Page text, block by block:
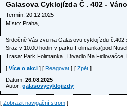
Galasova Cyklojízda Č . 402 -
Termín: 20.12.2025
Místo: Praha,
Srdečně Vás zvu na Galasovu cyklojízdu č.402
Sraz v 10:00 hodin v parku Folimanka(pod
Trasa: Park Folimanka , Divadlo Na
[ Více o akci ] [ Reagovat ] [ Zpět ]
Datum: 26.08.2025
Autor: galasovycyklojizdy
[ Zobrazit navigační strom ]